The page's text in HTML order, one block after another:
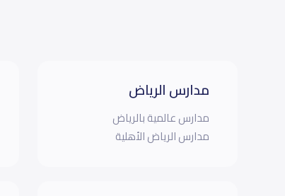
مدارس الرياض
مدارس عالمية بالرياض
مدارس الرياض الأهلية